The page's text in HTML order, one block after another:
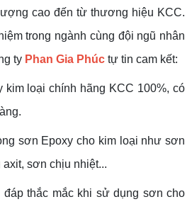
cao đến từ thương hiệu KCC.
trong ngành cùng đội ngũ nhân
ty Phan Gia Phúc tự tin cam kết:
kim loại chính hãng KCC 100%, có
sơn Epoxy cho kim loại như sơn
sơn chịu nhiệt...
thắc mắc khi sử dụng sơn cho